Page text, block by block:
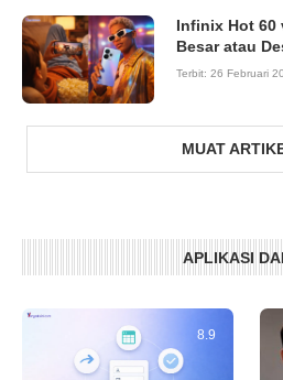
Infinix Hot 60
Besar atau
Terbit: 26 Februari
MUAT
APLIKASI
8.9